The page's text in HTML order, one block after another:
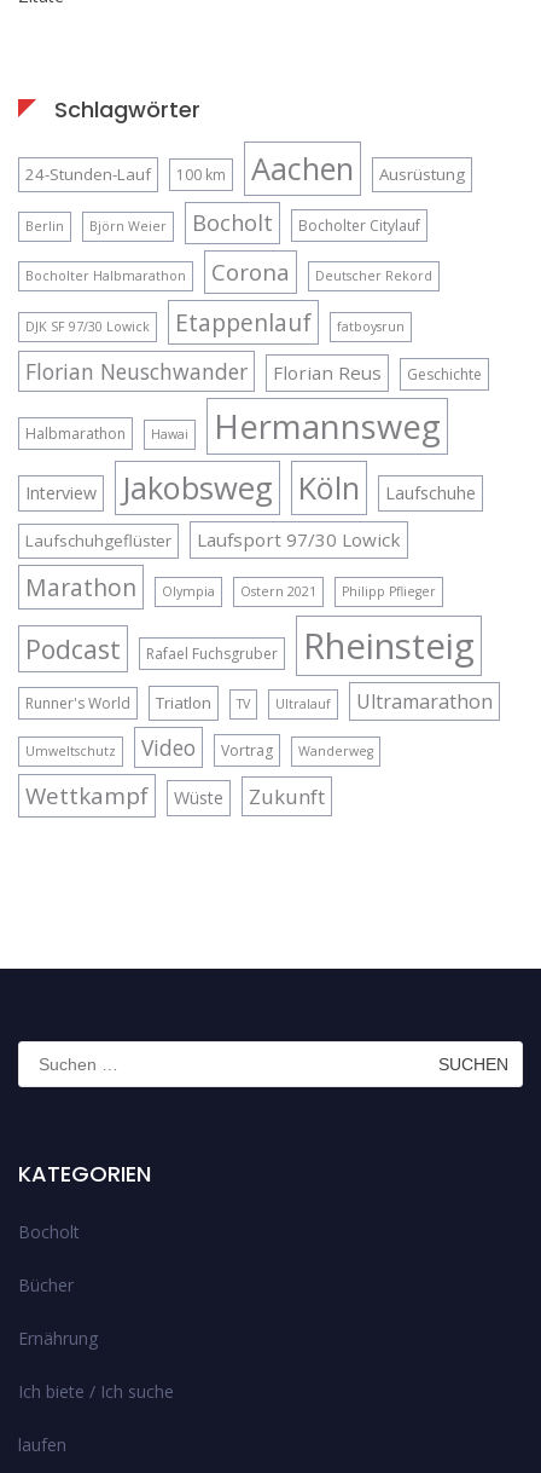
Schlagwörter
24-Stunden-Lauf 100 km Aachen Ausrüstung
Berlin Björn Weier Bocholt Bocholter Citylauf
Bocholter Halbmarathon Corona Deutscher Rekord
DJK SF 97/30 Lowick Etappenlauf fatboysrun
Florian Neuschwander Florian Reus Geschichte
Halbmarathon Hawai Hermannsweg
Interview Jakobsweg Köln Laufschuhe
Laufschuhgeflüster Laufsport 97/30 Lowick
Marathon Olympia Ostern 2021 Philipp Pflieger
Podcast Rafael Fuchsgruber Rheinsteig
Runner's World Triatlon TV Ultralauf Ultramarathon
Umweltschutz Video Vortrag Wanderweg
Wettkampf Wüste Zukunft
Suchen
nach:
KATEGORIEN
Bocholt
Bücher
Ernährung
Ich biete / Ich suche
laufen